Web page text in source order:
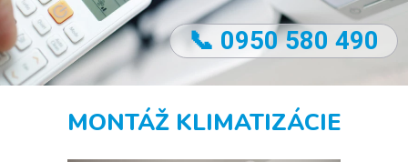
📞 0950 580 490
MONTÁŽ KLIMATIZÁCIE